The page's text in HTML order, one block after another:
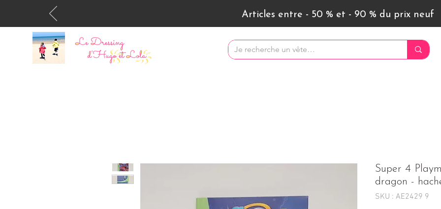
Articles entre - 50 % et - 90 % du prix neuf
Super 4
dragon -
SKU : AE2429 9